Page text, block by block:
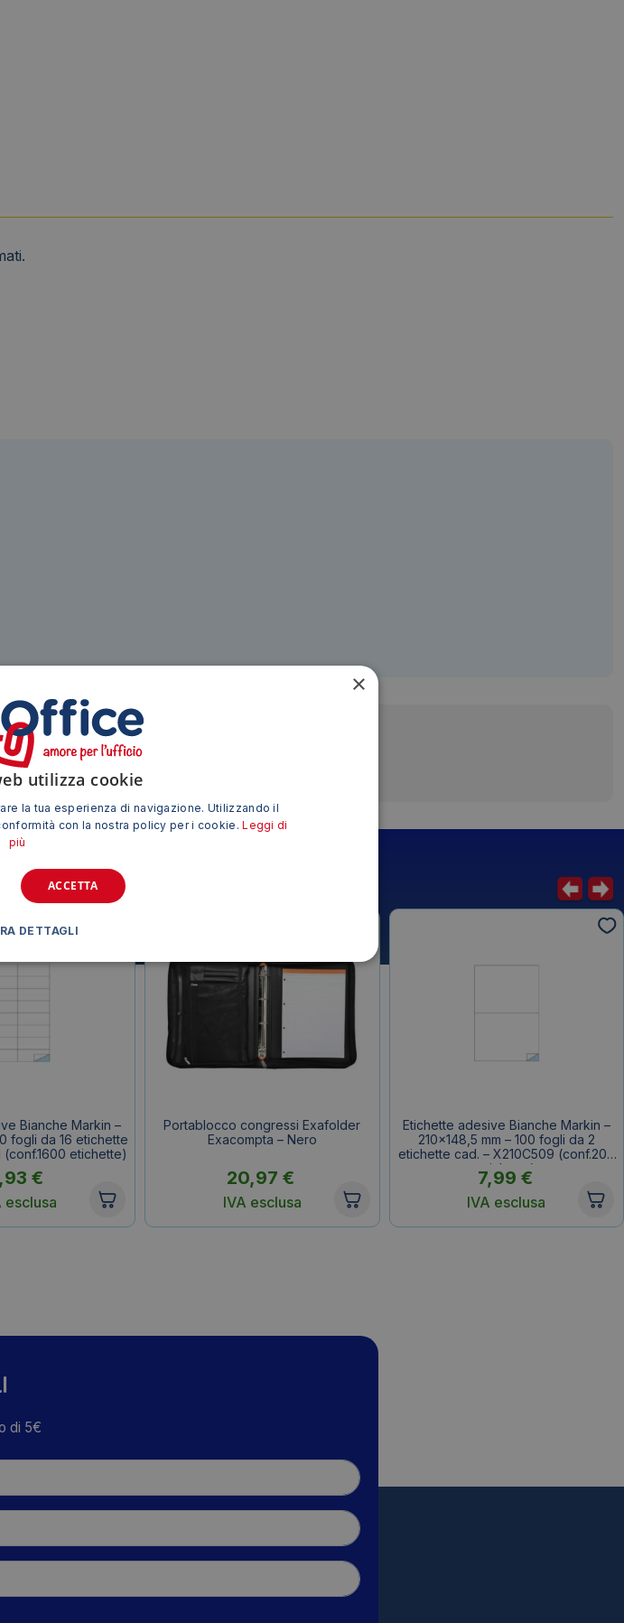
su
ANCHE
Bianche Markin –
fogli da 16 etichette
(conf.1600 etichette)
€
esclusa
Portablocco congressi Exafolder
Exacompta – Nero
20,97€
IVA esclusa
Etichette adesive Bianche Markin –
210×148,5 mm – 100 fogli da 2
etichette cad. – X210C509 (conf.200
etichette)
7,99 €
IVA esclusa
di 5€
×
utilizza cookie
la tua esperienza di navigazione. Utilizzando il
con la nostra policy per i cookie.Leggi di
più
ACCETTA
DETTAGLI